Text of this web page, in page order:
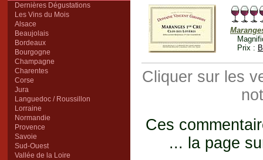
Dernières Dégustations
Les Vins du Mois
Alsace
Beaujolais
Bordeaux
Bourgogne
Champagne
Charentes
Corse
Jura
Languedoc / Roussillon
Lorraine
Normandie
Provence
Savoie
Sud-Ouest
Vallée de la Loire
Prix : B
Cliquer sur les
Ces
... la page